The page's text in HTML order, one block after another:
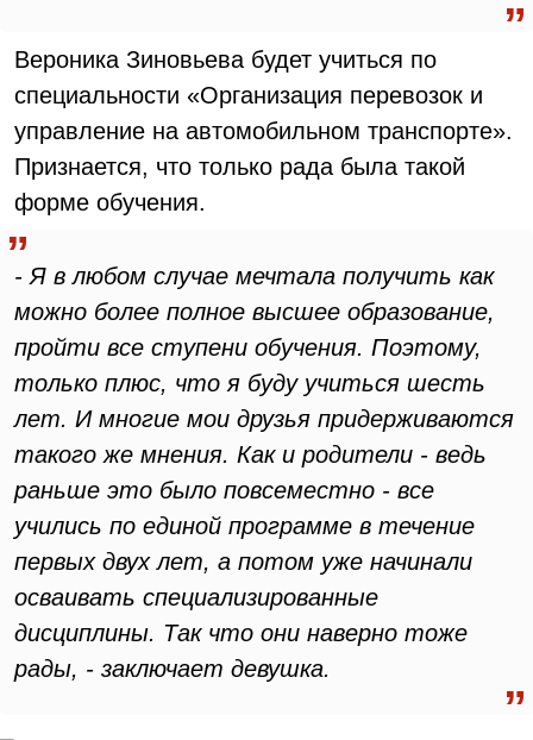
Вероника Зиновьева будет учиться по
специальности «Организация перевозок и
управление на автомобильном транспорте».
Признается, что только рада была такой
форме обучения.
- Я в любом случае мечтала получить как
можно более полное высшее образование,
пройти все ступени обучения. Поэтому,
только плюс, что я буду учиться шесть
лет. И многие мои друзья придерживаются
такого же мнения. Как и родители - ведь
раньше это было повсеместно - все
учились по единой программе в течение
первых двух лет, а потом уже начинали
осваивать специализированные
дисциплины. Так что они наверно тоже
рады, - заключает девушка.